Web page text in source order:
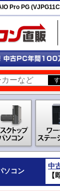
Pro PG
ソコン
中